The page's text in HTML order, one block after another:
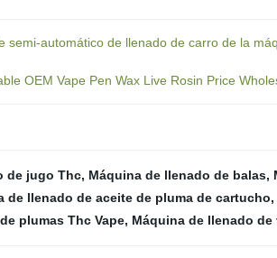
semi-automático de llenado de carro de la
OEM Vape Pen Wax Live Rosin Price
de jugo Thc, Máquina de llenado de balas,
de llenado de aceite de pluma de cartucho,
plumas Thc Vape, Máquina de llenado